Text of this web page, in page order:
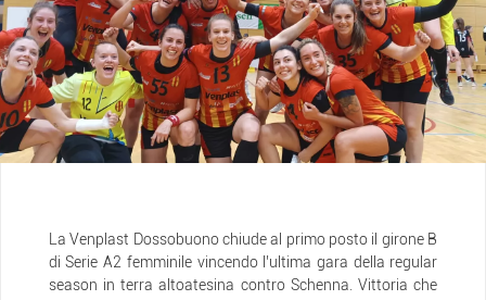
La Venplast Dossobuono chiude al primo posto il girone B
di Serie A2 femminile vincendo l’ultima gara della regular
season in terra altoatesina contro Schenna. Vittoria che